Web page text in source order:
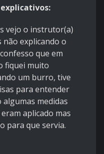
vejo o instrutor(a)
explicando o
que em
fiquei muito
um burro, tive
para entender
algumas medidas
aplicado mas
para que servia.